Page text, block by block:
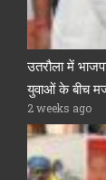
उतरौला में
युवाओं के बीच
2 weeks ago